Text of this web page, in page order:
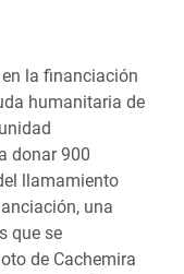
en la financiación
humanitaria de
donar 900
llamamiento
una
que se
de Cachemira